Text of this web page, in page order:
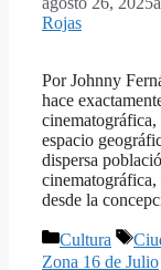
Rojas
Por Johnny
hace
espacio
dispersa
cinematográfica,
desde la
Categorías
Cultura
Zona 16 de Julio